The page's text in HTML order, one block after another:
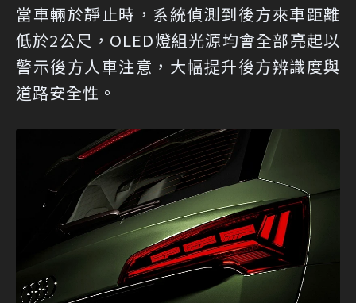
當車輛於靜止時，系統偵測到後方來車距離
低於2公尺，OLED燈組光源均會全部亮起以
警示後方人車注意，大幅提升後方辨識度與
道路安全性。